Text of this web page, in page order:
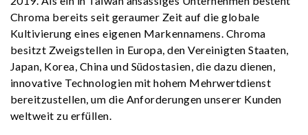
Chroma bereits seit geraumer Zeit auf die globale
Kultivierung eines eigenen Markennamens. Chroma
besitzt Zweigstellen in Europa, den Vereinigten Staaten,
Japan, Korea, China und Südostasien, die dazu dienen,
innovative Technologien mit hohem Mehrwertdienst
bereitzustellen, um die Anforderungen unserer Kunden
weltweit zu erfüllen.